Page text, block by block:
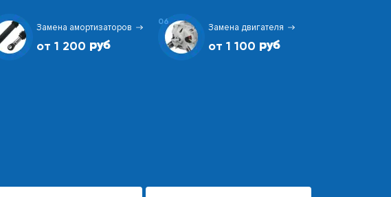
Замена амортизаторов
от 1 200
06
Замена двигателя
от 1 100